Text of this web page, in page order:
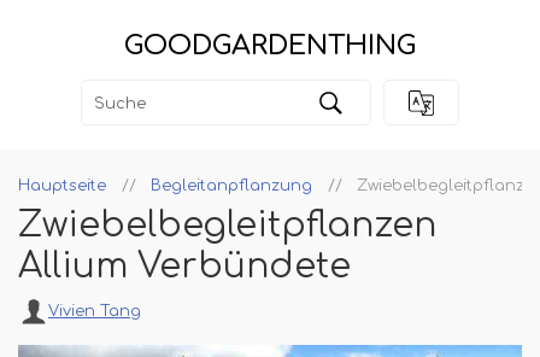
GOODGARDENTHING
Hauptseite Begleitanpflanzung
Zwiebelbegleitpflanzen
Allium Verbündete
Vivien Tang